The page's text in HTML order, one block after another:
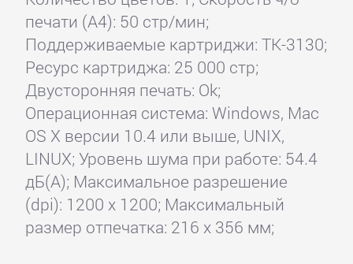
печати (А4): 50 стр/мин;
Поддерживаемые картриджи: TK-3130;
Ресурс картриджа: 25 000 стр;
Двусторонняя печать: Ok;
Операционная система: Windows, Mac
OS X версии 10.4 или выше, UNIX,
LINUX; Уровень шума при работе: 54.4
дБ(А); Максимальное разрешение
(dpi): 1200 x 1200; Максимальный
размер отпечатка: 216 x 356 мм;